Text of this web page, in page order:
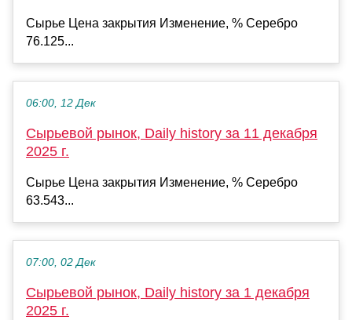
Сырье Цена закрытия Изменение, % Серебро
76.125...
06:00, 12 Дек
Сырьевой рынок, Daily history за 11 декабря
2025 г.
Сырье Цена закрытия Изменение, % Серебро
63.543...
07:00, 02 Дек
Сырьевой рынок, Daily history за 1 декабря
2025 г.